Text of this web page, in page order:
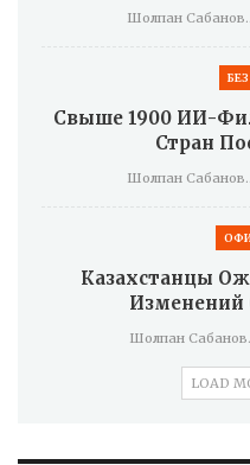
Свыше 1900 ИИ-
Стран
Казахстанцы
LOAD